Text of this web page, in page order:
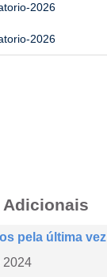
2026
2026
pela última vez
2024